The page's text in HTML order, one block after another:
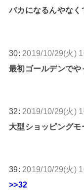
バカになるんやな
30: 2019/10/29(火)
最初ゴールデンでや
32: 2019/10/29(火)
大型ショッピング
39: 2019/10/29(火)
>>32